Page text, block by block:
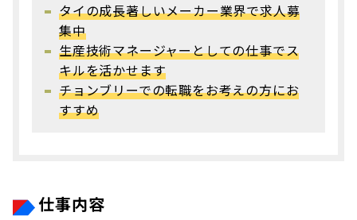
タイの成長著しいメーカー業界で求人募
集中
生産技術マネージャーとしての仕事でス
キルを活かせます
チョンブリーでの転職をお考えの方にお
すすめ
仕事内容